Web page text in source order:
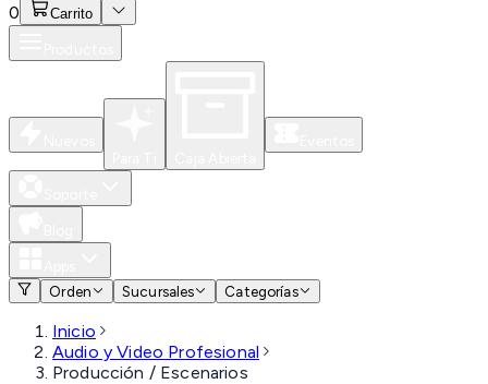
0 Carrito
Orden
Sucursales Categorías
Inicio
Audio y Video Profesional
Producción / Escenarios